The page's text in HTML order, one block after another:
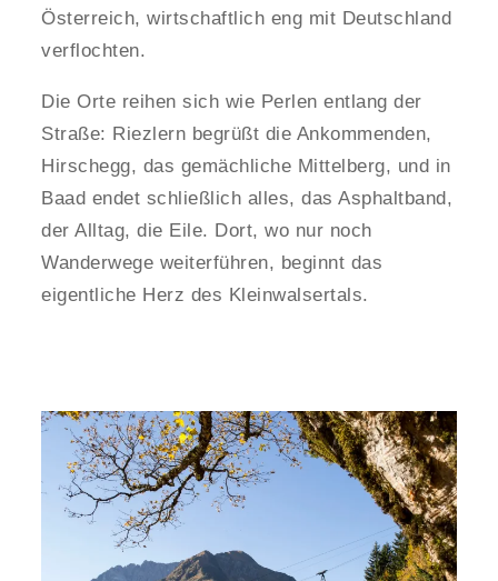
Österreich, wirtschaftlich eng mit Deutschland
verflochten.
Die Orte reihen sich wie Perlen entlang der
Straße: Riezlern begrüßt die Ankommenden,
Hirschegg, das gemächliche Mittelberg, und in
Baad endet schließlich alles, das Asphaltband,
der Alltag, die Eile. Dort, wo nur noch
Wanderwege weiterführen, beginnt das
eigentliche Herz des Kleinwalsertals.